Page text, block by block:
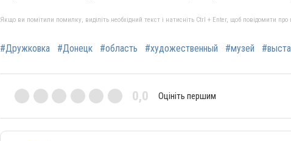
Якщо ви помітили помилку, виділіть необхідний текст і натисніть Ctrl + Enter, щоб повідомити про
#Дружковка #Донецк #область #художественный #музей
0,0 Оцініть першим